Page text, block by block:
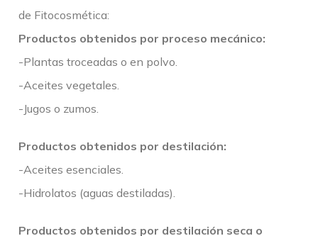
de Fitocosmética:
Productos obtenidos por proceso mecánico:
-Plantas troceadas o en polvo.
-Aceites vegetales.
-Jugos o zumos.
Productos obtenidos por destilación:
-Aceites esenciales.
-Hidrolatos (aguas destiladas).
Productos obtenidos por destilación seca o